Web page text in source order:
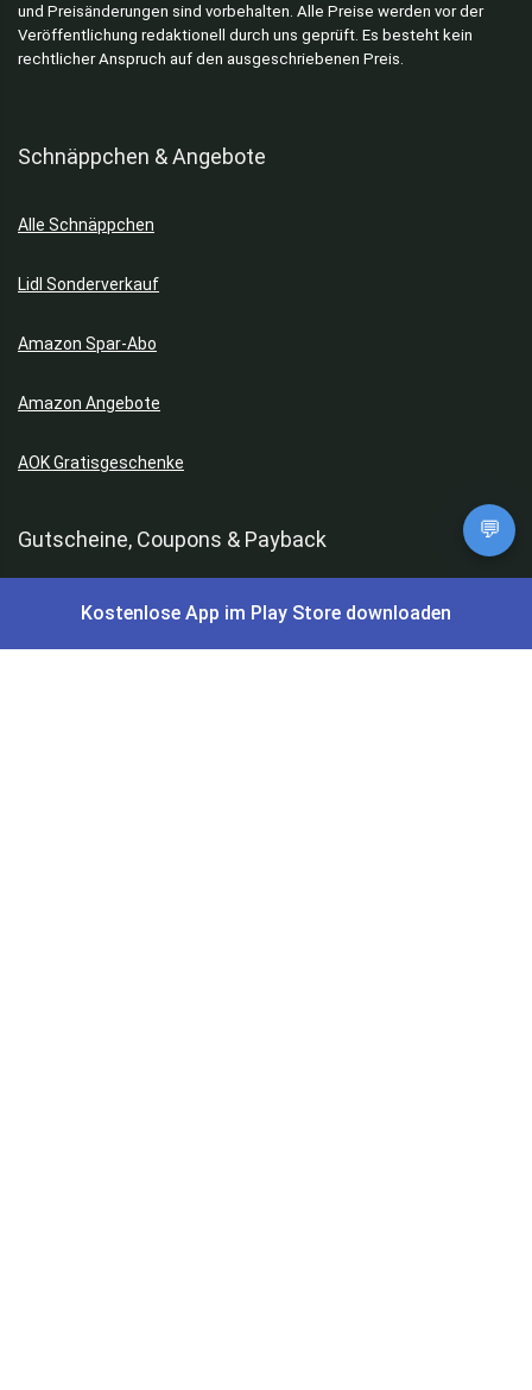
und Preisänderungen sind vorbehalten. Alle Preise werden vor der
Veröffentlichung redaktionell durch uns geprüft. Es besteht kein
rechtlicher Anspruch auf den ausgeschriebenen Preis.
Schnäppchen & Angebote
Alle Schnäppchen
Lidl Sonderverkauf
Amazon Spar-Abo
Amazon Angebote
AOK Gratisgeschenke
Gutscheine, Coupons & Payback
Coupons & Gutscheine
💬
Kostenlose App im Play Store downloaden